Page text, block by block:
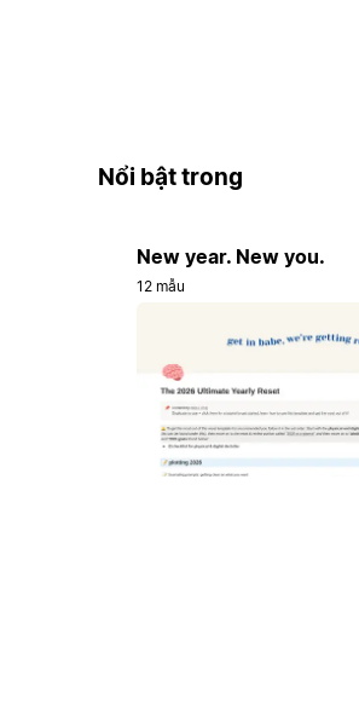
Nổi bật trong
New year. New you.
12 mẫu